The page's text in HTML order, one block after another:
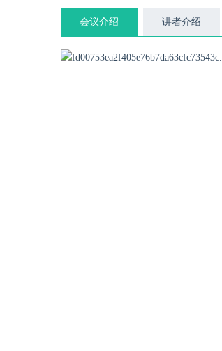
会议介绍 讲者介绍